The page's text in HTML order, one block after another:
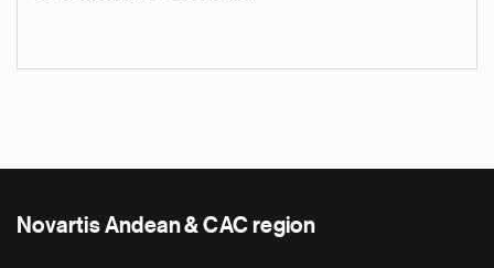
Novartis Andean & CAC region